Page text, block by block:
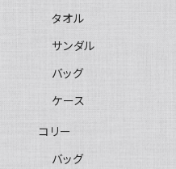
タオル
サンダル
バッグ
ケース
コリー
バッグ